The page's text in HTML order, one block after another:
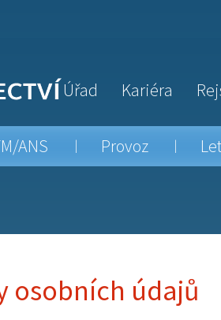
Úřad Kariéra
ANS Provoz
osobních údajů